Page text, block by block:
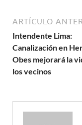
ARTÍCULO
Intendente Lima:
Canalización en
Obes mejorará la
los vecinos